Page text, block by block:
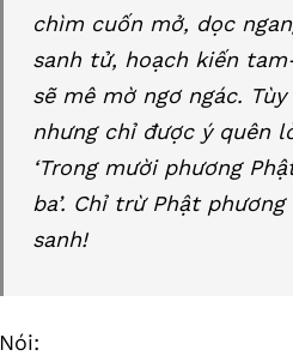
chìm cuốn mở, dọc
sanh tử, hoạch kiến
sẽ mê mờ ngơ ngác.
nhưng chỉ được ý quên
‘Trong mười phương
ba’. Chỉ trừ Phật
sanh!
Nói: